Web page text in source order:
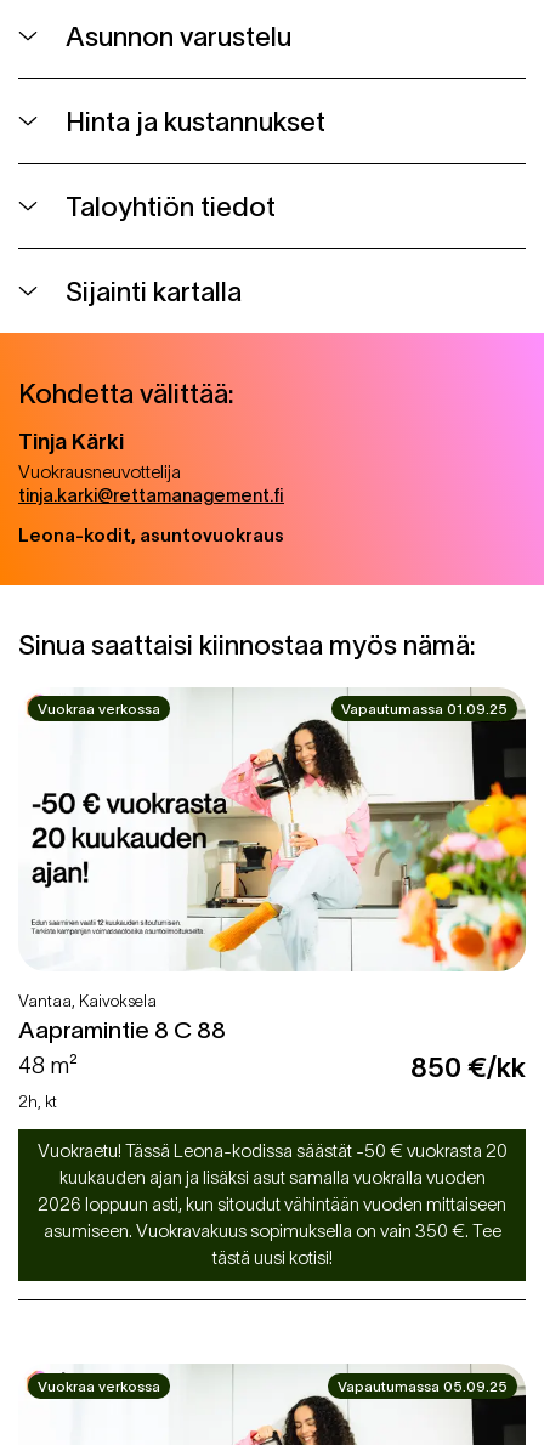
Asunnon varustelu
Hinta ja kustannukset
Taloyhtiön tiedot
Sijainti kartalla
Kohdetta välittää:
Tinja Kärki
Vuokrausneuvottelija
tinja.karki@rettamanagement.fi
Leona-kodit, asuntovuokraus
Sinua saattaisi kiinnostaa myös nämä:
Vuokraa verkossa Vapautumassa 01.09.25
Vantaa, Kaivoksela
Aapramintie 8 C 88
48 m²
850 €/kk
2h, kt
Vuokraetu! Tässä Leona-kodissa säästät -50 € vuokrasta 20
kuukauden ajan ja lisäksi asut samalla vuokralla vuoden
2026 loppuun asti, kun sitoudut vähintään vuoden mittaiseen
asumiseen. Vuokravakuus sopimuksella on vain 350 €. Tee
tästä uusi kotisi!
Vuokraa verkossa Vapautumassa 05.09.25